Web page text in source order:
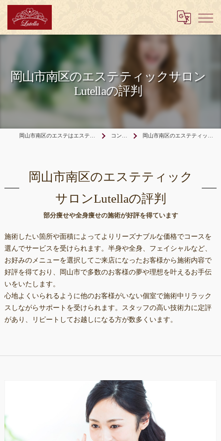
岡山市南区のエステティックサロン
Lutellaの評判
コンセプト 岡山市南区のエステティックサロンLutellaの評判
部分痩せや全身痩せの施術が好評を得ています
岡山市南区のエステティック
サロンLutellaの評判
施術したい箇所や面積によってよりリーズナブルな価格でコースを
選んでサービスを受けられます。半身や全身、フェイシャルなど、
お好みのメニューを選択してご来店になったお客様から施術内容で
好評を得ており、岡山市で多数のお客様の夢や理想を叶えるお手伝
いをいたします。
心地よくいられるように他のお客様がいない個室で施術中リラック
スしながらサポートを受けられます。スタッフの高い技術力に定評
があり、リピートしてお越しになる方が数多くいます。